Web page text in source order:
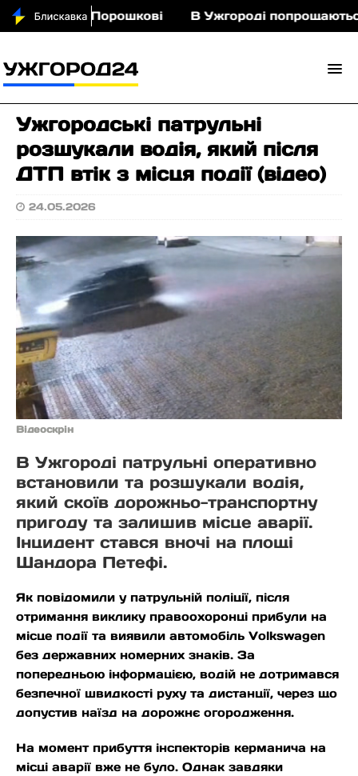
кіньми у Порошкові В Ужгороді попрощаються
Ужгородські патрульні
розшукали водія, який після
ДТП втік з місця події (відео)
24.05.2026
Відеоскрін
В Ужгороді патрульні оперативно
встановили та розшукали водія,
який скоїв дорожньо-транспортну
пригоду та залишив місце аварії.
Інцидент стався вночі на площі
Шандора Петефі.
Як повідомили у патрульній поліції, після
отримання виклику правоохоронці прибули на
місце події та виявили автомобіль Volkswagen
без державних номерних знаків. За
попередньою інформацією, водій не дотримався
безпечної швидкості руху та дистанції, через що
допустив наїзд на дорожнє огородження.
На момент прибуття інспекторів керманича на
місці аварії вже не було. Однак завдяки